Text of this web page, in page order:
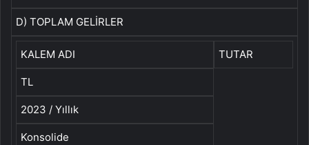
D) TOPLAM GELİRLER
KALEM ADI TUTAR
TL
2023 / Yıllık
Konsolide